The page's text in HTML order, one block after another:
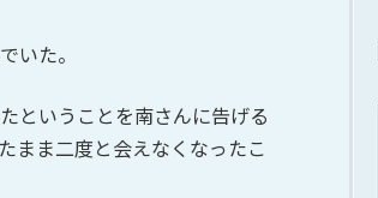
いた。
ということを南さんに告げる
まま二度と会えなくなったこ